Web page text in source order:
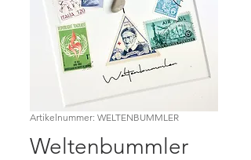
Artikelnummer: WELTENBUMMLER
Weltenbummler